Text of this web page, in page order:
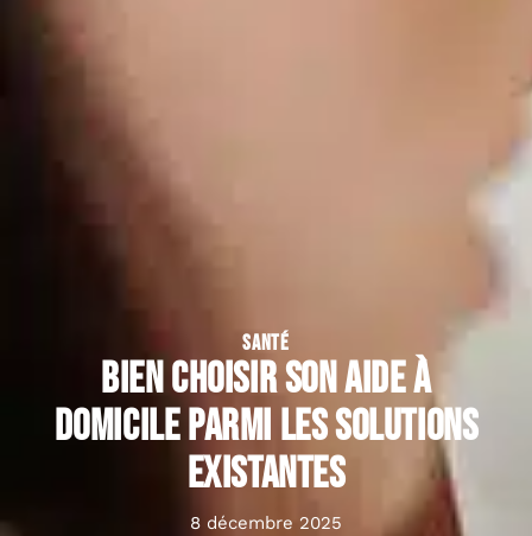
SANTÉ
Bien choisir son aide à
domicile parmi les solutions
existantes
8 décembre 2025